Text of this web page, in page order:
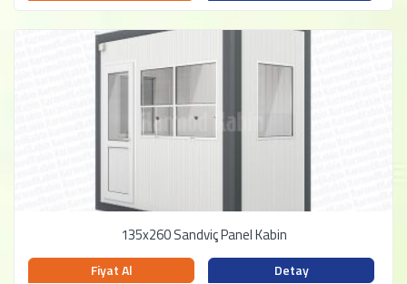
135x260 Sandviç Panel Kabin
Fiyat Al Detay